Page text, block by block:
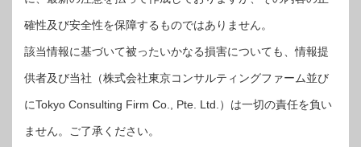
確性及び安全性を保障するものではありません。
該当情報に基づいて被ったいかなる損害についても、情報提
供者及び当社（株式会社東京コンサルティングファーム並び
にTokyo Consulting Firm Co., Pte. Ltd.）は一切の責任を負い
ません。ご了承ください。